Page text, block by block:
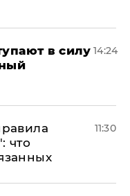
в силу 14:24
что
11:30